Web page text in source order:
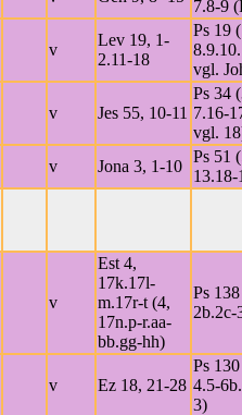
7.8-9
v
Lev 19, 1-
2.11-18
Ps 19
vgl.
v Jes 55, 10-11
Ps 34
7.16-
vgl.
v Jona 3, 1-10
Ps 51
v
Est 4,
17k.17l-
m.17r-t (4,
17n.p-r.aa-
bb.gg-hh)
Ps
2b.2c-
v Ez 18, 21-28
Ps
4.5-
3)